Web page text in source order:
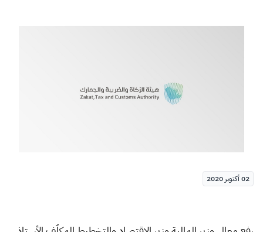
الزكاة الجمارك
ضريبة القيمة المضافة
02 أكتوبر 2020